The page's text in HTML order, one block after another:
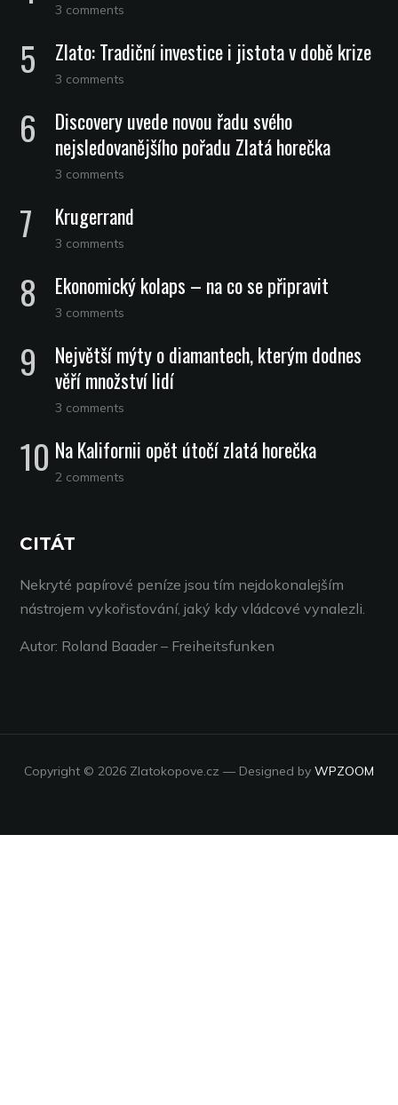
3 comments
Zlato: Tradiční investice i jistota v době krize
3 comments
Discovery uvede novou řadu svého
nejsledovanějšího pořadu Zlatá horečka
3 comments
Krugerrand
3 comments
Ekonomický kolaps – na co se připravit
3 comments
Největší mýty o diamantech, kterým dodnes
věří množství lidí
3 comments
Na Kalifornii opět útočí zlatá horečka
2 comments
CITÁT
Nekryté papírové peníze jsou tím nejdokonalejším
nástrojem vykořisťování, jaký kdy vládcové vynalezli.
Autor: Roland Baader – Freiheitsfunken
Copyright © 2026 Zlatokopove.cz — Designed by WPZOOM